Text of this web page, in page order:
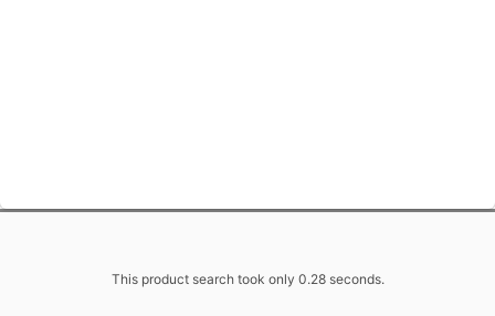
This product search took only 0.28 seconds.